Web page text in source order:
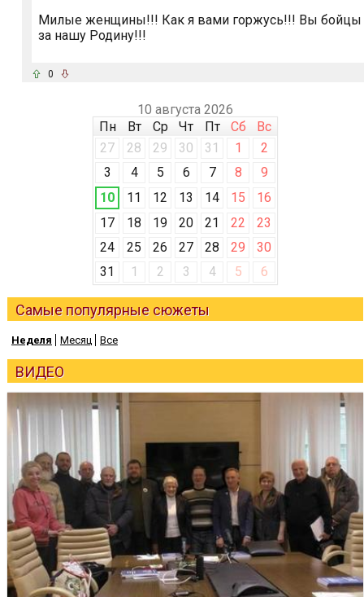
Милые женщины!!! Как я вами горжусь!!! Вы бойцы
за нашу Родину!!!
0
10 августа 2026
Пн
Вт Ср Чт Пт Сб
Вс
27
28 29 30 31 1
2
3
4 5 6 7 8
9
10
11 12 13 14 15
16
17
18 19 20 21 22
23
24
25 26 27 28 29
30
31
1 2 3 4 5 6
Самые популярные сюжеты
Неделя Месяц Все
ВИДЕО